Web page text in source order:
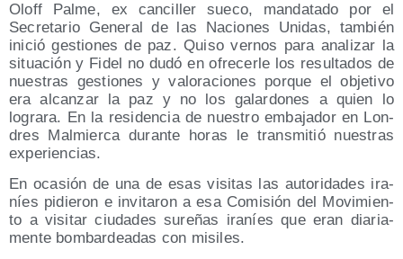
Oloff Pal­me, ex can­ci­ller sue­co, man­da­ta­do por el
Secre­ta­rio Gene­ral de las Nacio­nes Uni­das, tam­bién
ini­ció ges­tio­nes de paz. Qui­so ver­nos para ana­li­zar la
situa­ción y Fidel no dudó en ofre­cer­le los resul­ta­dos de
nues­tras ges­tio­nes y valo­ra­cio­nes por­que el obje­ti­vo
era alcan­zar la paz y no los galar­do­nes a quien lo
logra­ra. En la resi­den­cia de nues­tro emba­ja­dor en Lon­
dres Mal­mier­ca duran­te horas le trans­mi­tió nues­tras
experiencias.
En oca­sión de una de esas visi­tas las auto­ri­da­des ira­
níes pidie­ron e invi­ta­ron a esa Comi­sión del Movi­mien­
to a visi­tar ciu­da­des sure­ñas ira­níes que eran dia­ria­
men­te bom­bar­dea­das con misiles.